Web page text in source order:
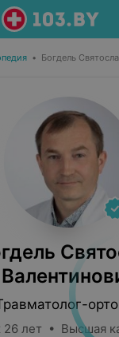
• Богдель
лет • Высшая